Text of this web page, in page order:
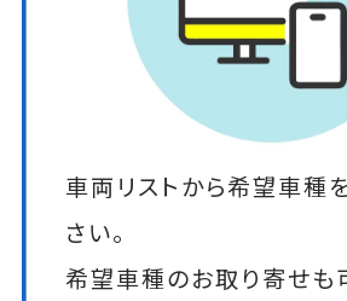
車両リストから希望車種
さい。
希望車種のお取り寄せも